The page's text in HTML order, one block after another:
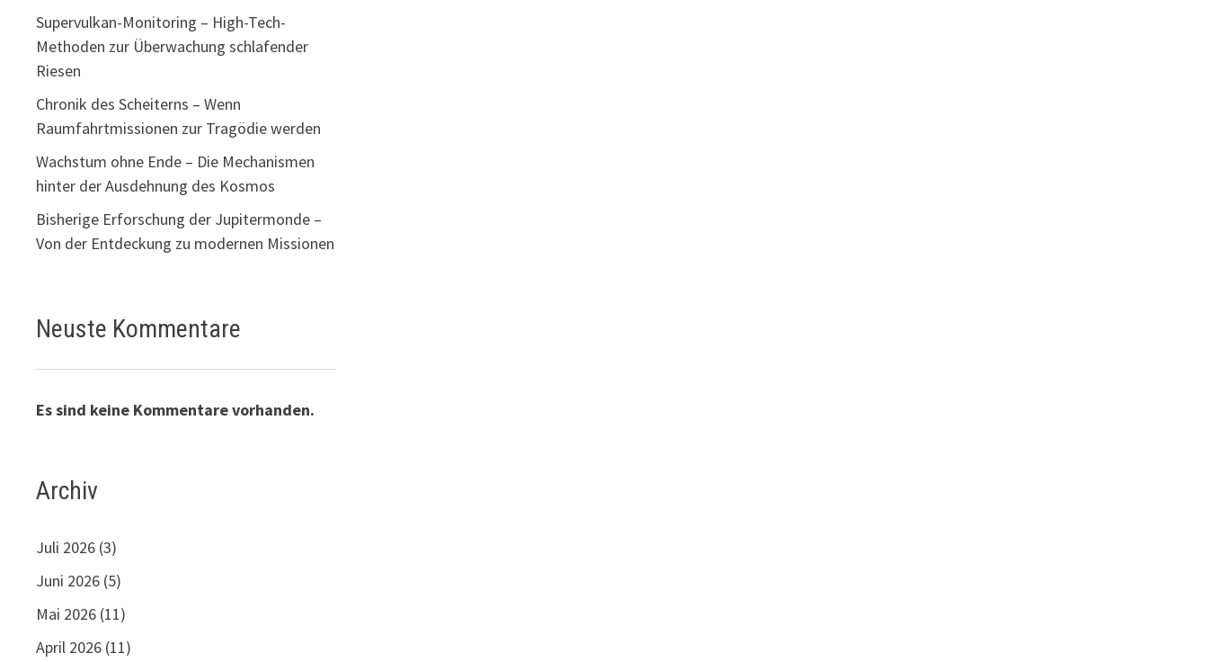
Supervulkan-Monitoring – High-Tech-
Methoden zur Überwachung schlafender
Riesen
Chronik des Scheiterns – Wenn
Raumfahrtmissionen zur Tragödie werden
Wachstum ohne Ende – Die Mechanismen
hinter der Ausdehnung des Kosmos
Bisherige Erforschung der Jupitermonde –
Von der Entdeckung zu modernen Missionen
Neuste Kommentare
Es sind keine Kommentare vorhanden.
Archiv
Juli 2026 (3)
Juni 2026 (5)
Mai 2026 (11)
April 2026 (11)